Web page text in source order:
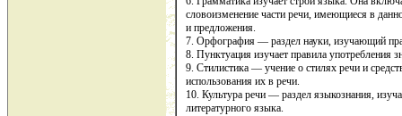
словоизменение части речи, имеющиеся в
и предложения.
7. Орфография — раздел науки, изучающий
8. Пунктуация изучает правила употребления
9. Стилистика — учение о стилях речи и
использования их в речи.
10. Культура речи — раздел языкознания,
литературного языка.